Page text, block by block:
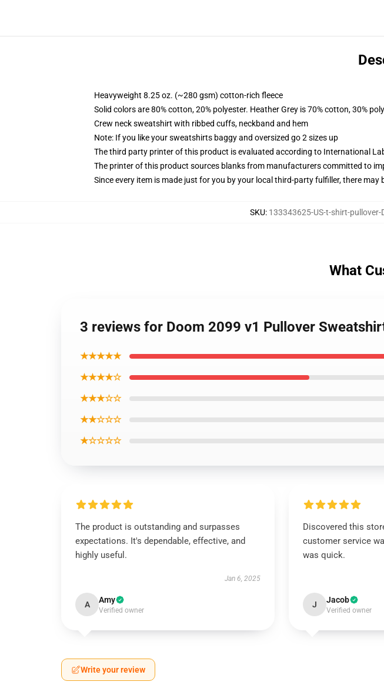
Heavyweight 8.25 oz. (~280 gsm) cotton-rich fleece
Solid colors are 80% cotton, 20% polyester. Heather Grey is 70% cotton, 30%
Crew neck sweatshirt with ribbed cuffs, neckband and hem
Note: If you like your sweatshirts baggy and oversized go 2 sizes up
The third party printer of this product is evaluated according to International
The printer of this product sources blanks from manufacturers committed to
Since every item is made just for you by your local third-party fulfiller, there may
SKU: 133343625-US-t-shirt-pullover-
What
3 reviews for Doom 2099 v1 Pullover
★★★★★
★★★★☆
★★★☆☆
★★☆☆☆
★☆☆☆☆
The product is outstanding and surpasses
expectations. It's dependable, effective, and
highly useful.
Jan 6, 2025
A Amy
Verified owner
Discovered this
customer service
was quick.
J Jacob
Verified owner
Write your review